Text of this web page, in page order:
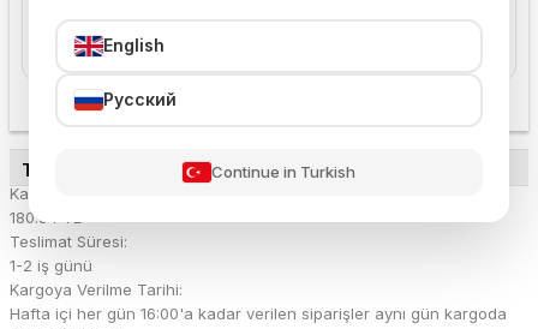
Sepete Ekle
TESLİMAT DETAYLARI
Kargo Ücreti:
180.54 TL
Teslimat Süresi:
1-2 iş günü
Kargoya Verilme Tarihi:
Hafta içi her gün 16:00'a kadar verilen siparişler aynı gün kargoda
English
Русский
Continue in Turkish